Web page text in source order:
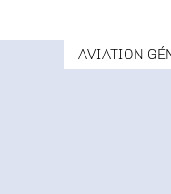
AVIATION